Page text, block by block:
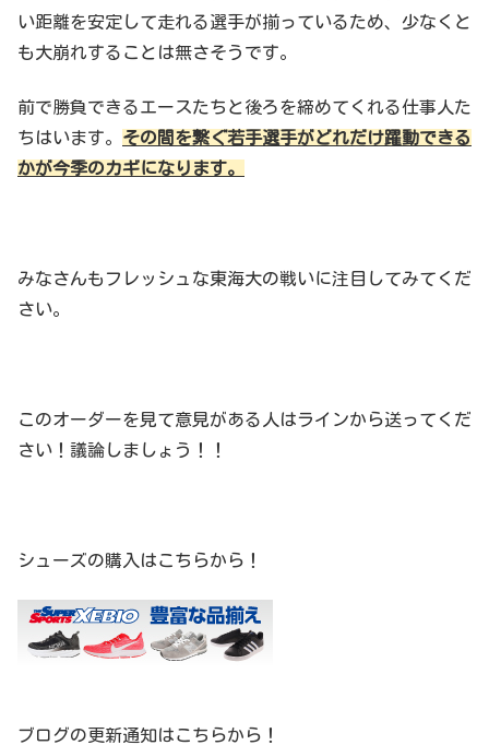
い距離を安定して走れる選手が揃っているため、少なくと
も大崩れすることは無さそうです。
前で勝負できるエースたちと後ろを締めてくれる仕事人た
ちはいます。 その間を繋ぐ若手選手がどれだけ躍動できる
かが今季のカギになります。
みなさんもフレッシュな東海大の戦いに注目してみてくだ
さい。
このオーダーを見て意見がある人はラインから送ってくだ
さい！議論しましょう！！
シューズの購入はこちらから！
ブログの更新通知はこちらから！